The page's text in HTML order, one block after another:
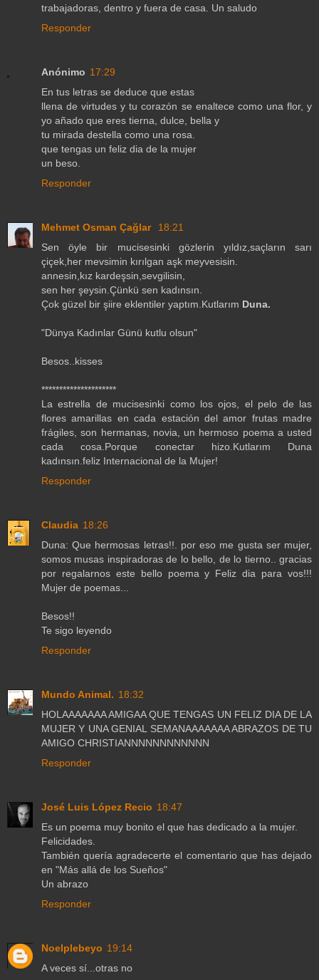
trabajadoras, dentro y fuera de casa. Un saludo
Responder
Anónimo 17:29
En tus letras se deduce que estas
llena de virtudes y tu corazón se enaltece como una flor, y
yo añado que eres tierna, dulce, bella y
tu mirada destella como una rosa.
que tengas un feliz dia de la mujer
un beso.
Responder
Mehmet Osman Çağlar
18:21
Sen öyle bir mucisesinki gözlerin yıldız,saçların sarı
çiçek,her mevsimin kırılgan aşk meyvesisin.
annesin,kız kardeşsin,sevgilisin,
sen her şeysin.Çünkü sen kadınsın.
Çok güzel bir şiire eklentiler yaptım.Kutlarım Duna.
"Dünya Kadınlar Günü kutlu olsun"
Besos..kisses
*********************
La estrella de mucisesinki como los ojos, el pelo de las
flores amarillas en cada estación del amor frutas madre
frágiles, son hermanas, novia, un hermoso poema a usted
cada cosa.Porque conectar hizo.Kutlarım Duna
kadınsın.feliz Internacional de la Mujer!
Responder
Claudia 18:26
Duna: Que hermosas letras!!. por eso me gusta ser mujer,
somos musas inspiradoras de lo bello, de lo tierno.. gracias
por regalarnos este bello poema y Feliz dia para vos!!!
Mujer de poemas...
Besos!!
Te sigo leyendo
Responder
Mundo Animal. 18:32
HOLAAAAAAA AMIGAA QUE TENGAS UN FELIZ DIA DE LA
MUJER Y UNA GENIAL SEMANAAAAAAA ABRAZOS DE TU
AMIGO CHRISTIANNNNNNNNNNNN
Responder
José Luis López Recio 18:47
Es un poema muy bonito el que has dedicado a la mujer.
Felicidades.
También quería agradecerte el comentario que has dejado
en "Más allá de los Sueños"
Un abrazo
Responder
Noelplebeyo 19:14
A veces sí...otras no